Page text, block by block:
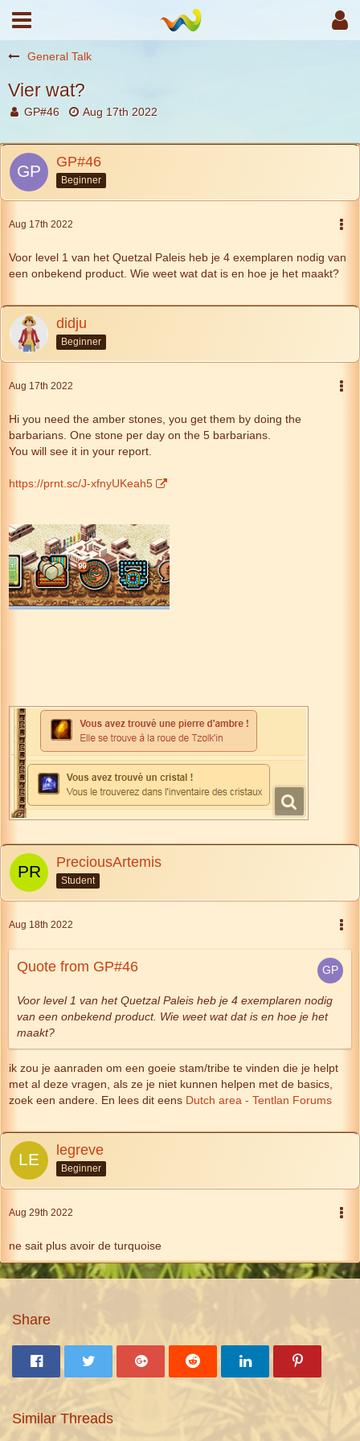
General Talk
Vier wat?
GP#46 Aug 17th 2022
GP#46
Beginner
Aug 17th 2022
Voor level 1 van het Quetzal Paleis heb je 4 exemplaren nodig van
een onbekend product. Wie weet wat dat is en hoe je het maakt?
didju
Beginner
Aug 17th 2022
Hi you need the amber stones, you get them by doing the
barbarians. One stone per day on the 5 barbarians.
You will see it in your report.
https://prnt.sc/J-xfnyUKeah5
PreciousArtemis
Student
Aug 18th 2022
Quote from GP#46
Voor level 1 van het Quetzal Paleis heb je 4 exemplaren nodig
van een onbekend product. Wie weet wat dat is en hoe je het
maakt?
ik zou je aanraden om een goeie stam/tribe te vinden die je helpt
met al deze vragen, als ze je niet kunnen helpen met de basics,
zoek een andere. En lees dit eens Dutch area - Tentlan Forums
legreve
Beginner
Aug 29th 2022
ne sait plus avoir de turquoise
Share
Similar Threads